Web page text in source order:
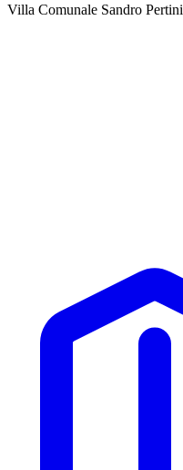
Villa Comunale Sandro Pertini